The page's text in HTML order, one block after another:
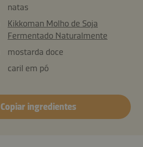
natas
Kikkoman Molho de Soja
Fermentado Naturalmente
mostarda doce
caril em pó
Copiar ingredientes